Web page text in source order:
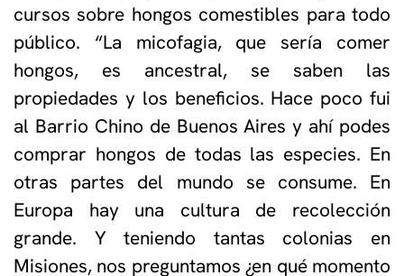
cursos sobre hongos comestibles para todo
público. “La micofagia, que sería comer
hongos, es ancestral, se saben las
propiedades y los beneficios. Hace poco fui
al Barrio Chino de Buenos Aires y ahí podes
comprar hongos de todas las especies. En
otras partes del mundo se consume. En
Europa hay una cultura de recolección
grande. Y teniendo tantas colonias en
Misiones, nos preguntamos ¿en qué momento